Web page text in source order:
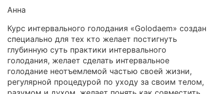
Анна
Курс интервального голодания «Golodaem» создан
специально для тех кто желает постигнуть
глубинную суть практики интервального
голодания, желает сделать интервальное
голодание неотъемлемой частью своей жизни,
регулярной процедурой по уходу за своим телом,